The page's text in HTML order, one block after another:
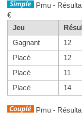
Pmu -
€
Jeu
Gagnant
12
Placé
12
Placé
11
Placé
14
Pmu -